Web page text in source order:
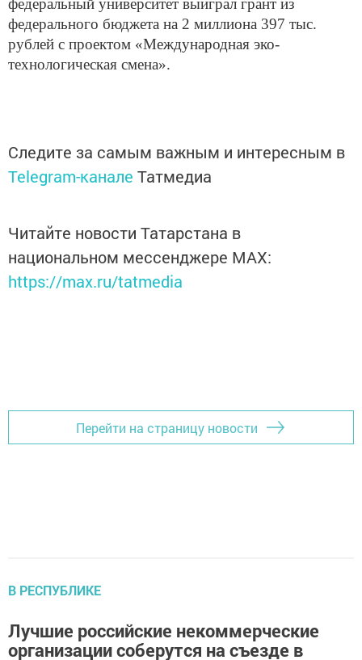
федеральный университет выиграл грант из
федерального бюджета на 2 миллиона 397 тыс.
рублей с проектом «Международная эко-
технологическая смена».
Следите за самым важным и интересным в
Telegram-канале Татмедиа
Читайте новости Татарстана в
национальном мессенджере MАХ:
https://max.ru/tatmedia
Перейти на страницу новости
В РЕСПУБЛИКЕ
Лучшие российские некоммерческие
организации соберутся на съезде в